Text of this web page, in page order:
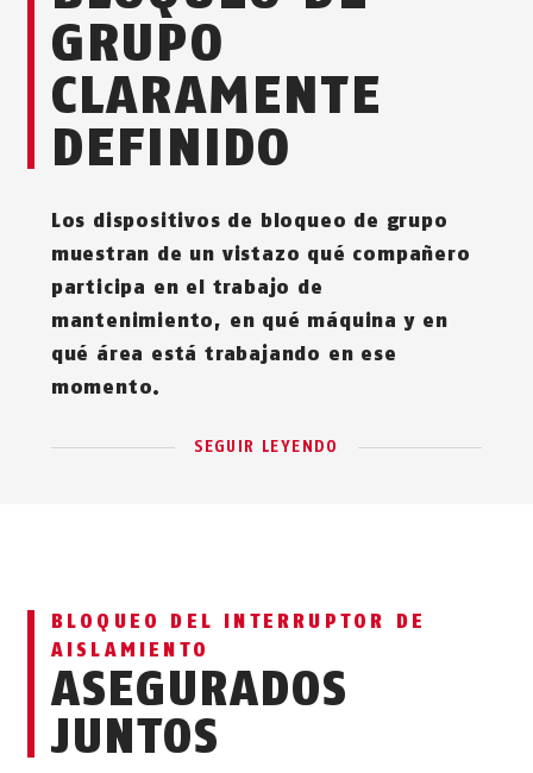
GRUPO
CLARAMENTE
DEFINIDO
Los dispositivos de bloqueo de grupo
muestran de un vistazo qué compañero
participa en el trabajo de
mantenimiento, en qué máquina y en
qué área está trabajando en ese
momento.
SEGUIR LEYENDO
BLOQUEO DEL INTERRUPTOR DE
AISLAMIENTO
ASEGURADOS
JUNTOS